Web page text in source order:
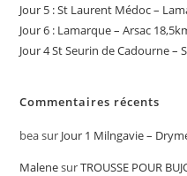
Jour 5 : St Laurent Médoc –
Jour 6 : Lamarque – Arsac
Jour 4 St Seurin de Cadourne –
Commentaires récents
beasur Jour 1 Milngavie –
MalenesurTROUSSE POUR